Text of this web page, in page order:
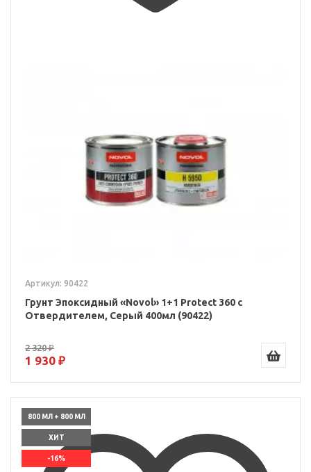
Артикул: 90422
Грунт Эпоксидный «Novol» 1+1 Protect 360 с
Отвердителем, Серый 400мл (90422)
2 320 ₽
1 930 ₽
800 МЛ + 800 МЛ
ХИТ
-16%